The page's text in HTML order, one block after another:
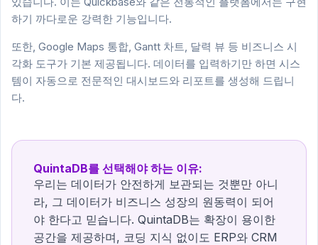
하기 까다로운 강력한 기능입니다.
또한, Google Maps 통합, Gantt 차트, 달력 뷰 등 비즈니스 시
각화 도구가 기본 제공됩니다. 데이터를 입력하기만 하면 시스
템이 자동으로 전문적인 대시보드와 리포트를 생성해 드립니
다.
QuintaDB를 선택해야 하는 이유:
우리는 데이터가 안전하게 보관되는 것뿐만 아니
라, 그 데이터가 비즈니스 성장의 원동력이 되어
야 한다고 믿습니다. QuintaDB는 확장이 용이한
공간을 제공하며, 코딩 지식 없이도 ERP와 CRM